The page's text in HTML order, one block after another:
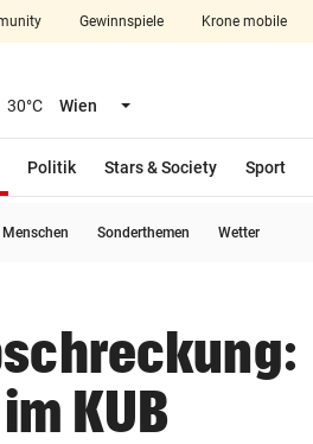
Gewinnspiele Krone mobile
30°C Wien Menü aufklappen
Politik
Stars & Society Sport
Menschen Sonderthemen Wetter
KUB